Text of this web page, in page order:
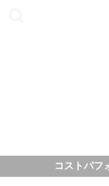
コストパフ